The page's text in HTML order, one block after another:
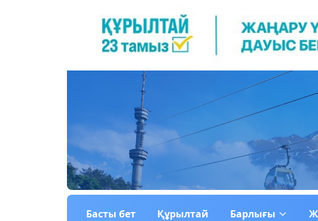
Басты бет Құрылтай Барлығы